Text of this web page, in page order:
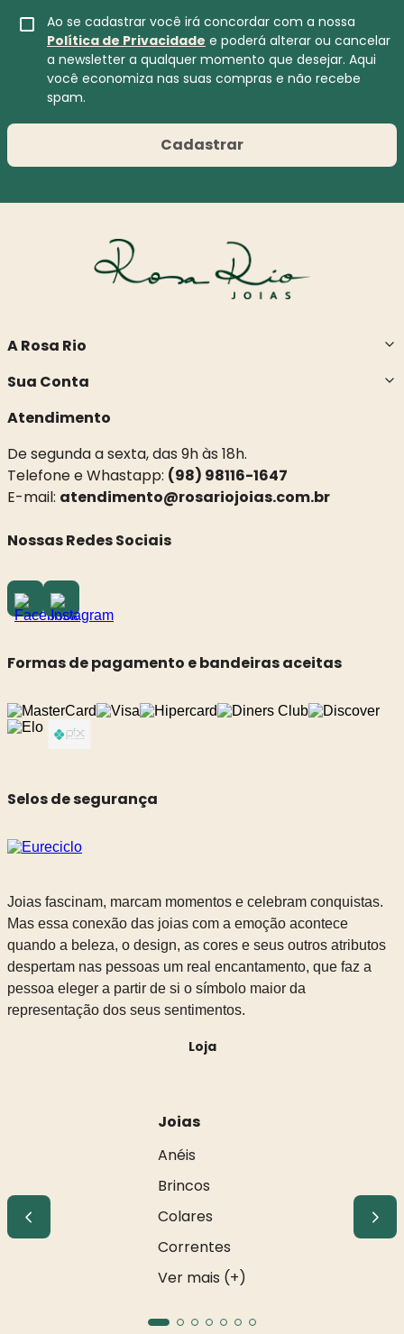
Ao se cadastrar você irá concordar com a nossa
Política de Privacidade e poderá alterar ou cancelar
a newsletter a qualquer momento que desejar. Aqui
você economiza nas suas compras e não recebe
spam.
Cadastrar
A Rosa Rio
Sua Conta
Atendimento
De segunda a sexta, das 9h às 18h.
Telefone e Whastapp: (98) 98116-1647
E-mail: atendimento@rosariojoias.com.br
Nossas Redes Sociais
Formas de pagamento e bandeiras aceitas
Selos de segurança
Joias fascinam, marcam momentos e celebram conquistas.
Mas essa conexão das joias com a emoção acontece
quando a beleza, o design, as cores e seus outros atributos
despertam nas pessoas um real encantamento, que faz a
pessoa eleger a partir de si o símbolo maior da
representação dos seus sentimentos.
Loja
Joias
Anéis
Brincos
Colares
Correntes
Ver mais (+)